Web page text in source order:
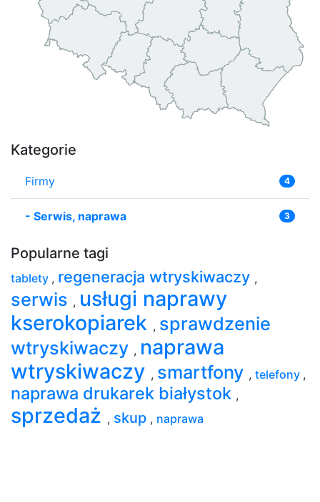
Kategorie
Firmy 4
- Serwis, naprawa 3
Popularne tagi
tablety , regeneracja wtryskiwaczy ,
serwis , usługi naprawy
kserokopiarek , sprawdzenie
wtryskiwaczy , naprawa
wtryskiwaczy , smartfony , telefony ,
naprawa drukarek białystok ,
sprzedaż , skup , naprawa